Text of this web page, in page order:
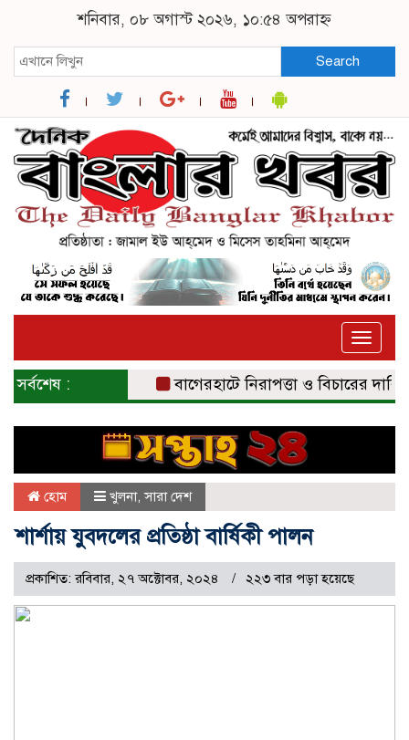
শনিবার, ০৮ অগাস্ট ২০২৬, ১০:৫৪ অপরাহ্ন
Search
Toggle
সর্বশেষ : বাগেরহাটে নিরাপত্তা ও বিচারের দাবিতে
হোম খুলনা,সারা দেশ
শার্শায় যুবদলের প্রতিষ্ঠা বার্ষিকী পালন
প্রকাশিত: রবিবার, ২৭ অক্টোবর, ২০২৪ ২২৩ বার পড়া হয়েছে